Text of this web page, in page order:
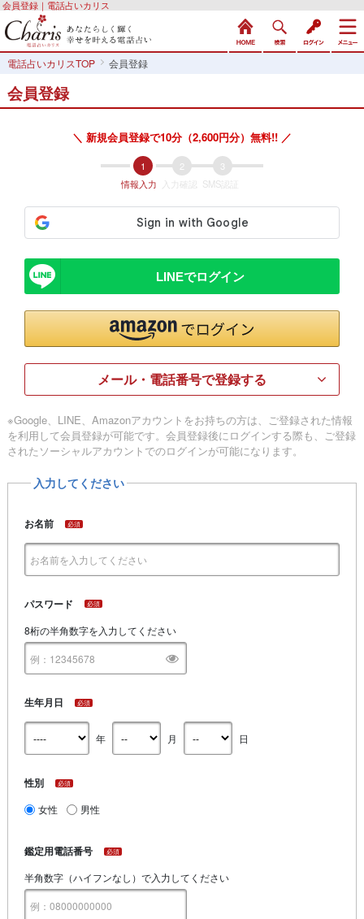
会員登録｜電話占いカリス
電話占いカリスTOP 会員登録
会員登録
＼ 新規会員登録で10分（2,600円分）無料!! ／
情報入力 入力確認 SMS認証
LINEでログイン
メール・電話番号で登録する
※Google、LINE、Amazonアカウントをお持ちの方は、ご登録された情報
を利用して会員登録が可能です。会員登録後にログインする際も、ご登録
されたソーシャルアカウントでのログインが可能になります。
入力してください
お名前 必須
パスワード 必須
8桁の半角数字を入力してください
生年月日 必須
年 月 日
性別 必須
女性 男性
鑑定用電話番号 必須
半角数字（ハイフンなし）で入力してください